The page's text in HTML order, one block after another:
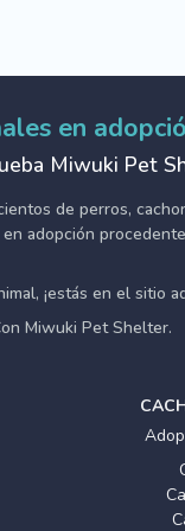
en
Miwuki Pet
de perros,
adopción
¡estás en el sitio
Miwuki Pet Shelter.